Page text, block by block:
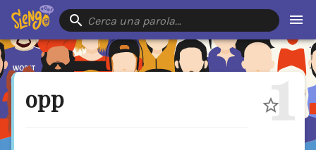
Cerca una parola…
opp 1